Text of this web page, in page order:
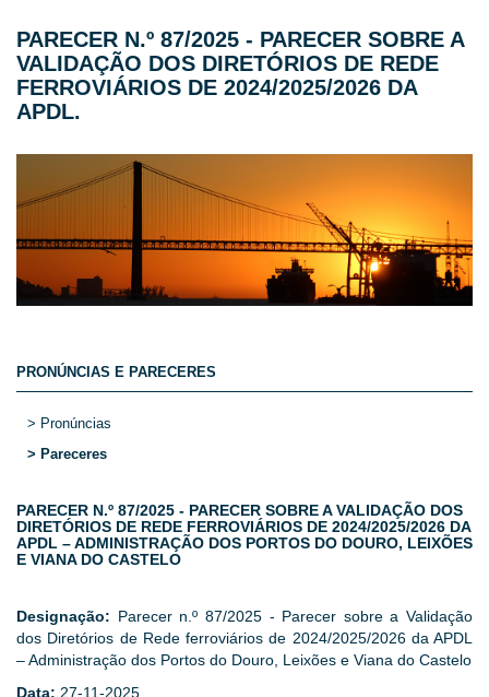
PARECER N.º 87/2025 - PARECER SOBRE A
VALIDAÇÃO DOS DIRETÓRIOS DE REDE
FERROVIÁRIOS DE 2024/2025/2026 DA
APDL.
PRONÚNCIAS E PARECERES
> Pronúncias
> Pareceres
PARECER N.º 87/2025 - PARECER SOBRE A VALIDAÇÃO DOS
DIRETÓRIOS DE REDE FERROVIÁRIOS DE 2024/2025/2026 DA
APDL – ADMINISTRAÇÃO DOS PORTOS DO DOURO, LEIXÕES
E VIANA DO CASTELO
Designação: Parecer n.º 87/2025 - Parecer sobre a Validação
dos Diretórios de Rede ferroviários de 2024/2025/2026 da APDL
– Administração dos Portos do Douro, Leixões e Viana do Castelo
Data: 27-11-2025